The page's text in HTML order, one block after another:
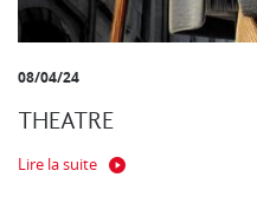
08/04/24
THEATRE
Lire la suite